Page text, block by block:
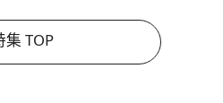
集 TOP